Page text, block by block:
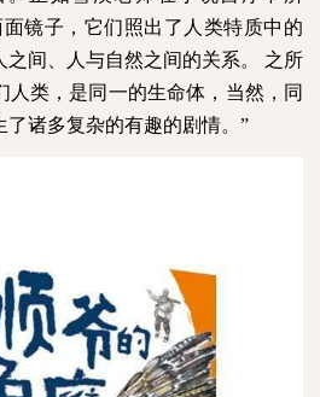
镜子，它们照出了人类特质中的
间、人与自然之间的关系。
之所
人类，是同一的生命体，当然，同
诸多复杂的有趣的剧情。”